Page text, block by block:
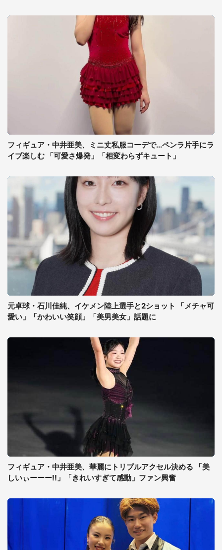
フィギュア・中井亜美、ミニ丈私服コーデで...ペンラ片手にラ
イブ楽しむ 「可愛さ爆発」「相変わらずキュート」
元卓球・石川佳純、イケメン陸上選手と2ショット 「メチャ可
愛い」「かわいい笑顔」「美男美女」話題に
フィギュア・中井亜美、華麗にトリプルアクセル決める 「美
しいぃーーー!!」「きれいすぎて感動」ファン興奮